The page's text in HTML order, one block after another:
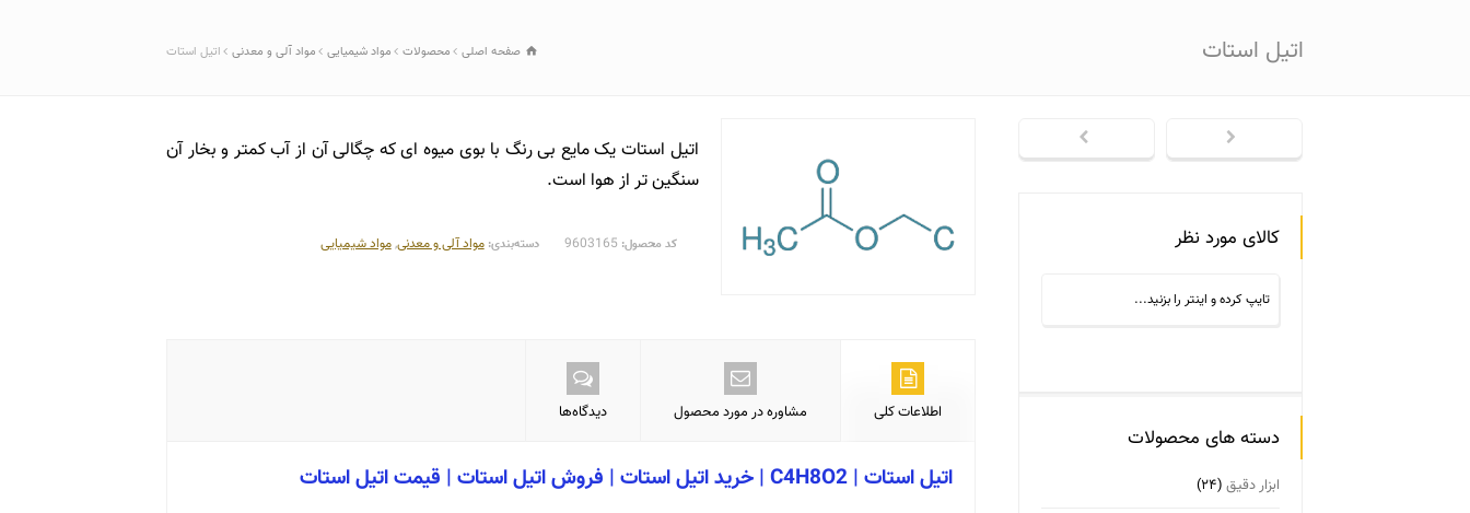
اتیل استات صفحه اصلی محصولات مواد شیمیایی مواد آلی و معدنی اتیل استات
اتیل استات یک مایع بی رنگ با بوی میوه ای که چگالی آن از آب کمتر و بخار آن
سنگین تر از هوا است.
کد محصول: دسته‌بندی: مواد آلی و معدنی,مواد شیمیایی
اطلاعات کلی مشاوره در مورد محصول دیدگاه‌ها
اتیل استات | C4H8O2 | خرید اتیل استات | فروش اتیل استات | قیمت اتیل استات
کالای مورد نظر
دسته های محصولات
ابزار دقیق (۲۴)